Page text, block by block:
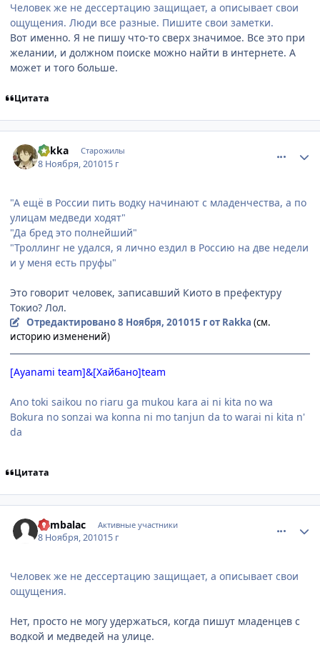
Человек же не дессертацию защищает, а описывает свои
ощущения. Люди все разные. Пишите свои заметки.
Вот именно. Я не пишу что-то сверх значимое. Все это при
желании, и должном поиске можно найти в интернете. А
может и того больше.
Цитата
Rаkka Старожилы
8 Ноября, 201015 г
"А ещё в России пить водку начинают с младенчества, а по
улицам медведи ходят"
"Да бред это полнейший"
"Троллинг не удался, я лично ездил в Россию на две недели
и у меня есть пруфы"
Это говорит человек, записавший Киото в префектуру
Токио? Лол.
Отредактировано8 Ноября, 201015 гот Rаkka (см.
историю изменений)
[Ayanami team]&[Хайбано]team
Ano toki saikou no riaru ga mukou kara ai ni kita no wa
Bokura no sonzai wa konna ni mo tanjun da to warai ni kita n'
da
Цитата
Rambalac Активные участники
8 Ноября, 201015 г
Человек же не дессертацию защищает, а описывает свои
ощущения.
Нет, просто не могу удержаться, когда пишут младенцев с
водкой и медведей на улице.